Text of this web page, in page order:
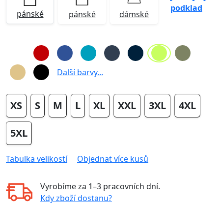
pánské pánské dámské
podklad
Další barvy...
XS S M L XL XXL 3XL 4XL
5XL
Tabulka velikostí Objednat více kusů
Vyrobíme za 1–3 pracovních dní.
Kdy zboží dostanu?